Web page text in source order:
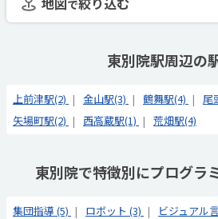
で
東別院駅周辺の
上前津駅(2) 金山駅(3) 鶴舞駅(4) 尾
矢場町駅(2)
西高蔵駅(1) 荒畑駅(4)
東別院で特徴別にプログラ
集団指導 (5) ロボット (3)
ビジュアル